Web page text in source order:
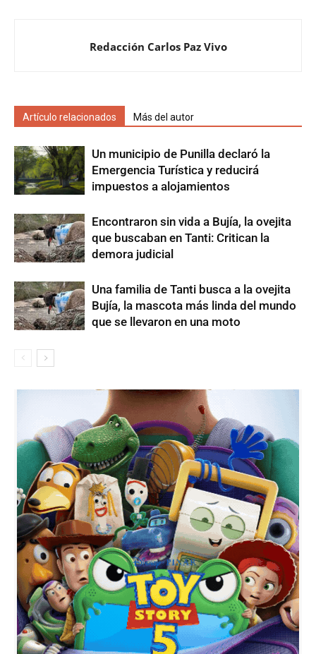
Redacción Carlos Paz Vivo
Artículo relacionados Más del autor
Un municipio de Punilla declaró la
Emergencia Turística y reducirá
impuestos a alojamientos
Encontraron sin vida a Bujía, la ovejita
que buscaban en Tanti: Critican la
demora judicial
Una familia de Tanti busca a la ovejita
Bujía, la mascota más linda del mundo
que se llevaron en una moto